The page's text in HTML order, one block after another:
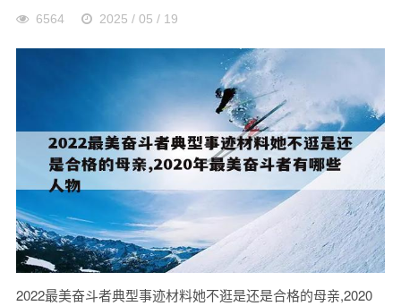
6564 2025 / 05 / 19
2022最美奋斗者典型事迹材料她不逛是还是合格的母亲,2020